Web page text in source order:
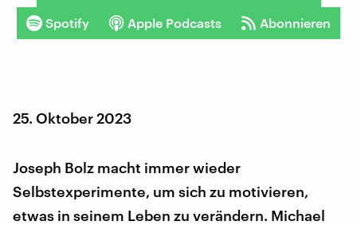
Spotify Apple Podcasts Abonnieren
25. Oktober 2023
Joseph Bolz macht immer wieder
Selbstexperimente, um sich zu motivieren,
etwas in seinem Leben zu verändern. Michael